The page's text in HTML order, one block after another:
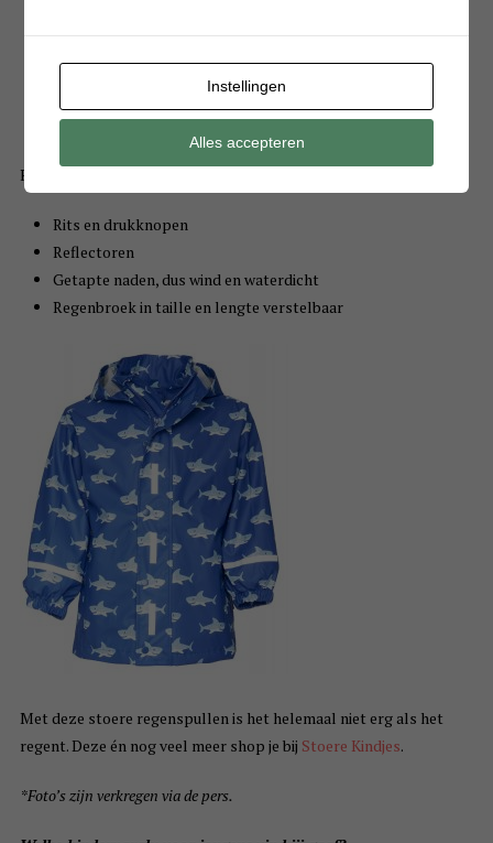
Hieronder de jas van een stoer regenpak. Het regenpak heeft:
Rits en drukknopen
Reflectoren
Getapte naden, dus wind en waterdicht
Regenbroek in taille en lengte verstelbaar
Met deze stoere regenspullen is het helemaal niet erg als het
regent. Deze én nog veel meer shop je bij Stoere Kindjes.
*Foto’s zijn verkregen via de pers.
Instellingen
Alles accepteren